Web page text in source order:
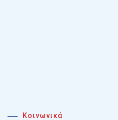
Κοινωνικά